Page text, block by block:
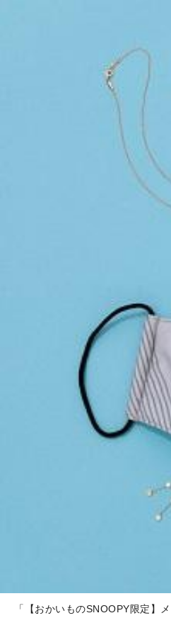
「【おかいものSNOOPY限定】